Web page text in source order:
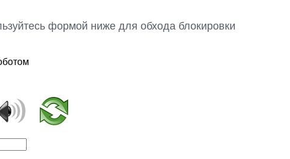
формой ниже для обхода блокировки